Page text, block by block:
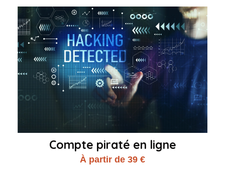
Compte piraté en ligne
À partir de 39 €